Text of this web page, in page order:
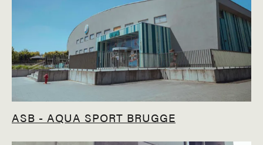
ASB - AQUA SPORT BRUGGE